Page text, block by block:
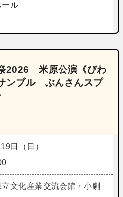
ール
2026 米原公演《びわ
ンブル ぶんさんスプ
日（日）
立文化産業交流会館・小劇